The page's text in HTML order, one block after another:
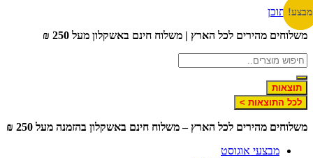
דלג לתוכן
משלוחים מהירים לכל הארץ | משלוח חינם באשקלון מעל 250 ₪
תוצאות
לכל התוצאות >
משלוחים מהירים לכל הארץ – משלוח חינם באשקלון בהזמנה מעל 250 ₪
מבצעי אוגוסט
מבצע!
מבצע!